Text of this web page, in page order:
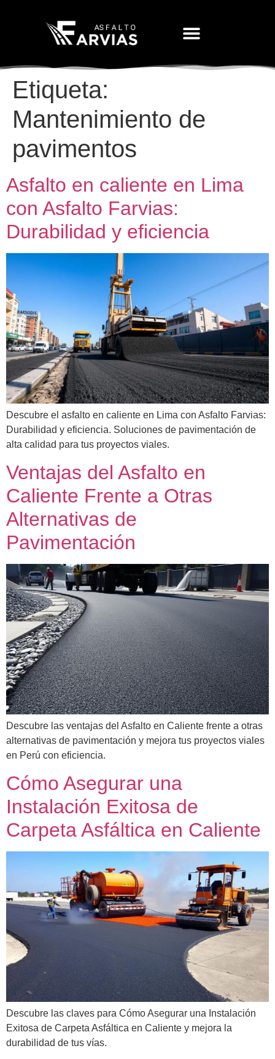
Etiqueta:
Mantenimiento de
pavimentos
Asfalto en caliente en Lima
con Asfalto Farvias:
Durabilidad y eficiencia
Descubre el asfalto en caliente en Lima con Asfalto Farvias:
Durabilidad y eficiencia. Soluciones de pavimentación de
alta calidad para tus proyectos viales.
Ventajas del Asfalto en
Caliente Frente a Otras
Alternativas de
Pavimentación
Descubre las ventajas del Asfalto en Caliente frente a otras
alternativas de pavimentación y mejora tus proyectos viales
en Perú con eficiencia.
Cómo Asegurar una
Instalación Exitosa de
Carpeta Asfáltica en Caliente
Descubre las claves para Cómo Asegurar una Instalación
Exitosa de Carpeta Asfáltica en Caliente y mejora la
durabilidad de tus vías.